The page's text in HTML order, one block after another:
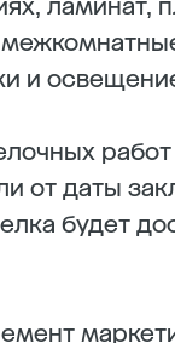
ламинат,
и
от даты
будет